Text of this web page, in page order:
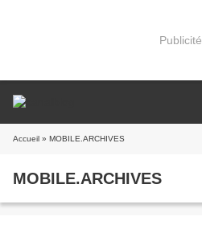
Publicité
Accueil » MOBILE.ARCHIVES
MOBILE.ARCHIVES